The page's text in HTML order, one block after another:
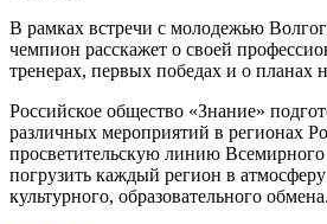
В рамках встречи с молодежью
чемпион расскажет о своей
тренерах, первых победах и о планах
Российское общество «Знание»
различных мероприятий в регионах
просветительскую линию
погрузить каждый регион в
культурного, образовательного обмена.